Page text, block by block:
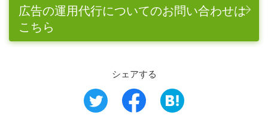
広告の運用代行についてのお問い合わせは
こちら
シェアする